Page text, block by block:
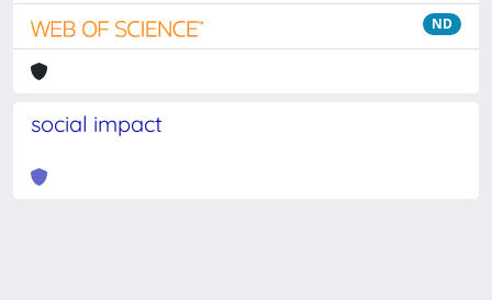
ND
social impact